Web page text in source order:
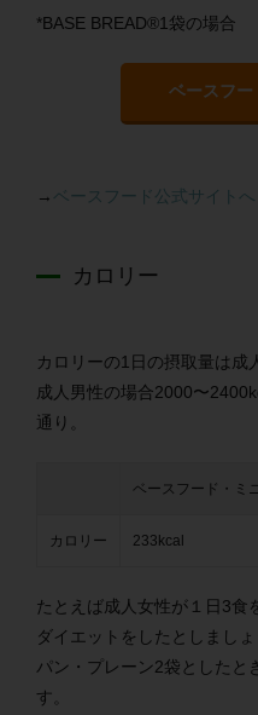
*BASE BREAD®1袋の場合
ベースフー
→ ベースフード公式サイトへ
カロリー
カロリーの1日の摂取量は成
成人男性の場合2000〜
通り。
ベースフード・ ミ
カロリー 233kcal
たとえば成人女性が１日3食
ダイエットをしたとしまし
パン・プレーン2袋としたと
す。